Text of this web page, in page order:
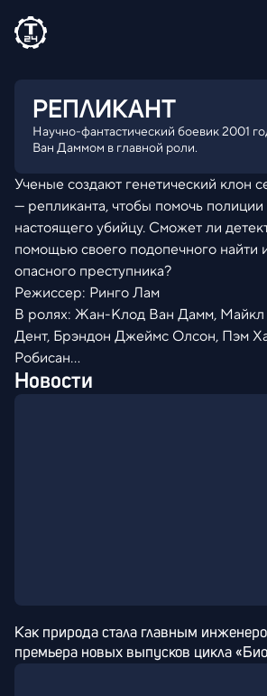
РЕПЛИКАНТ
Научно-фантастический боевик 2001
Ван Даммом в главной роли.
Ученые создают генетический клон
— репликанта, чтобы помочь полиции
настоящего убийцу. Сможет ли
помощью своего подопечного найти
опасного преступника?
Режиссер: Ринго Лам
В ролях: Жан-Клод Ван Дамм, Майкл
Дент, Брэндон Джеймс Олсон, Пэм
Робисан...
Новости
Как природа стала главным
премьера новых выпусков цикла